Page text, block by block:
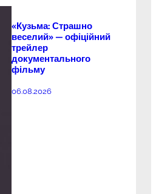
«Кузьма: Страшно
веселий» — офіційний
трейлер
документального
фільму
06.08.2026